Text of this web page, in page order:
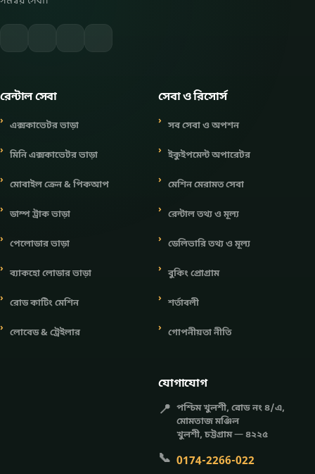
রেন্টাল সেবা
এক্সকাভেটর ভাড়া
মিনি এক্সকাভেটর ভাড়া
মোবাইল ক্রেন & পিকআপ
ডাম্প ট্রাক ভাড়া
পেলোডার ভাড়া
ব্যাকহো লোডার ভাড়া
রোড কাটিং মেশিন
লোবেড & ট্রেইলার
সেবা ও রিসোর্স
সব সেবা ও অপশন
ইকুইপমেন্ট অপারেটর
মেশিন মেরামত সেবা
রেন্টাল তথ্য ও মূল্য
ডেলিভারি তথ্য ও মূল্য
বুকিং প্রোগ্রাম
শর্তাবলী
গোপনীয়তা নীতি
যোগাযোগ
📍 পশ্চিম খুলশী, রোড নং ৪/এ,
মোমতাজ মঞ্জিল
খুলশী, চট্টগ্রাম — ৪২২৫
📞 0174-2266-022